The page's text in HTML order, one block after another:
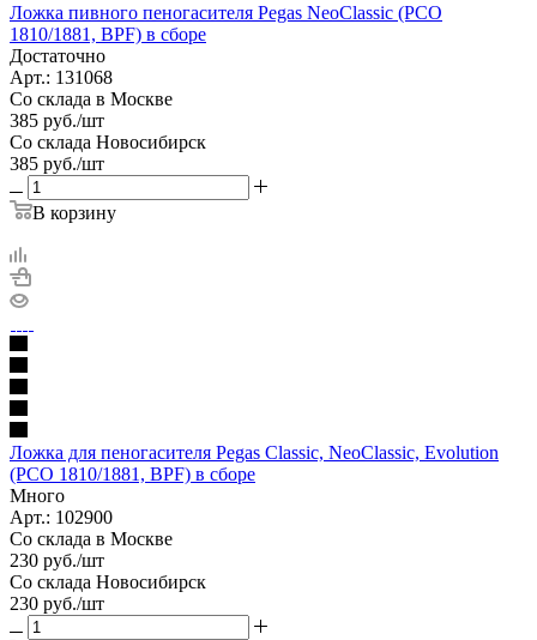
Ложка пивного пеногасителя Pegas NeoСlassic (PCO
1810/1881, BPF) в сборе
Достаточно
Арт.: 131068
Со склада в Москве
385 руб./шт
Со склада Новосибирск
385 руб./шт
В корзину
Ложка для пеногасителя Pegas Classic, NeoClassic, Evolution
(PCO 1810/1881, BPF) в сборе
Много
Арт.: 102900
Со склада в Москве
230 руб./шт
Со склада Новосибирск
230 руб./шт